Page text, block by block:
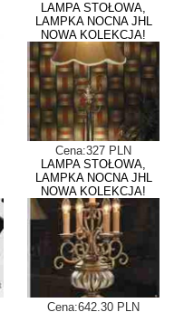
LAMPA STOŁOWA,
LAMPKA NOCNA JHL
NOWA KOLEKCJA!
Cena:327 PLN
LAMPA STOŁOWA,
LAMPKA NOCNA JHL
NOWA KOLEKCJA!
Cena:642.30 PLN